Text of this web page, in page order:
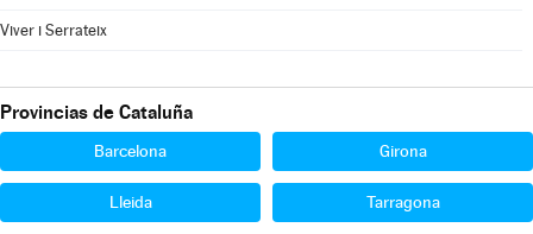
Viver i Serrateix
Provincias de Cataluña
Barcelona Girona
Lleida Tarragona